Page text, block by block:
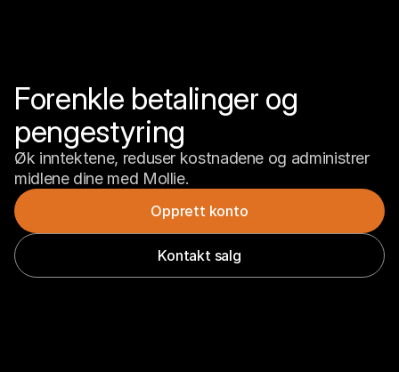
Forenkle betalinger og
pengestyring
Øk inntektene, reduser kostnadene og administrer
midlene dine med Mollie.
Opprett konto
Kontakt salg